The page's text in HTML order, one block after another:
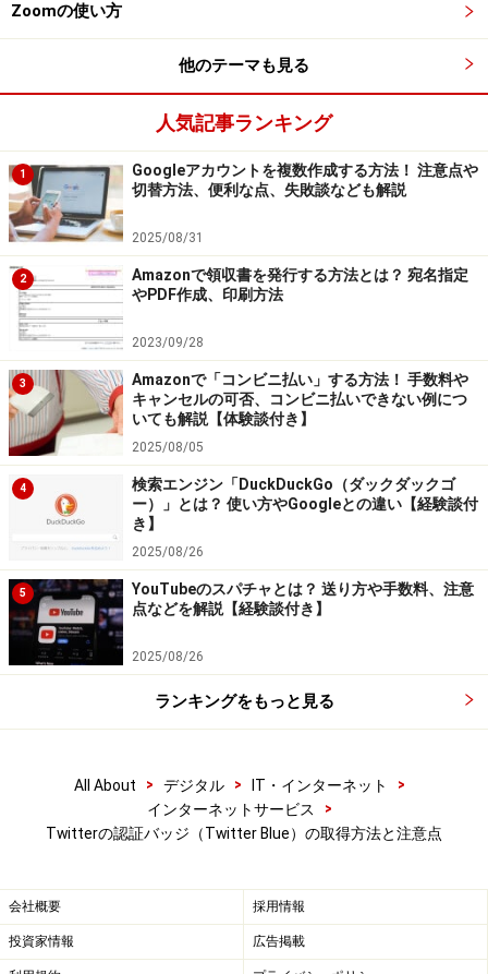
長文のツイート：最大1万文字のツイートを投稿で
タイムラインに表示される広告数がおよそ50％減少
します。
長尺の動画のアップロード: 最大120分の長さの動画
をアップロードすることができます。
■Twitter Blueの料金
Twitter Blueの料金は申込をするプラットフォームによ
って金額が異なります。ウェブサイト（ブラウザ）経由
の申込は月額980円です。iOS／ Android経由の申込の場
合は、1380円となります。
認証バッジ「Twitter Blue」の取得条件
Twitterではプラットフォームの信頼性を維持するため、
チェックマークを付与する際の資格基準を設けていま
す。
情報に不備がないこと：対象のアカウントには表示
名とプロフィール画像が設定されている必要があり
ます。
アクティブに利用されていること
Twitter Blueを
す。
セキュリティーが確保されていること
ウントは、作成後90日以上が経過していて、登録さ
す。
欺瞞（ぎまん）的行為に加担していないこと
Zoomの使い方
他のテーマも見る
人気記事ランキング
1
Googleアカウントを複数作成する方法！ 注意点や
切替方法、便利な点、失敗談なども解説
2025/08/31
2
Amazonで領収書を発行する方法とは？ 宛名指定
やPDF作成、印刷方法
2023/09/28
3
Amazonで「コンビニ払い」する方法！ 手数料や
キャンセルの可否、コンビニ払いできない例につ
いても解説【体験談付き】
2025/08/05
4
検索エンジン「DuckDuckGo（ダックダックゴ
ー）」とは？ 使い方やGoogleとの違い【経験談付
き】
2025/08/26
5
YouTubeのスパチャとは？ 送り方や手数料、注意
点などを解説【経験談付き】
2025/08/26
ランキングをもっと見る
All About > デジタル > IT・インターネット
>
インターネットサービス
>
Twitterの認証バッジ（Twitter Blue）の取得方法と注意点
会社概要 採用情報
投資家情報 広告掲載